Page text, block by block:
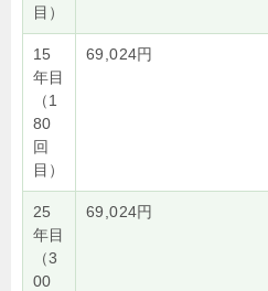
目）
15
年目
（1
80
回
目）
69,024円
25
年目
（3
00
69,024円